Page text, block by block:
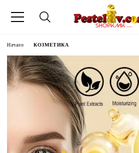
Начало КОЗМЕТИКА